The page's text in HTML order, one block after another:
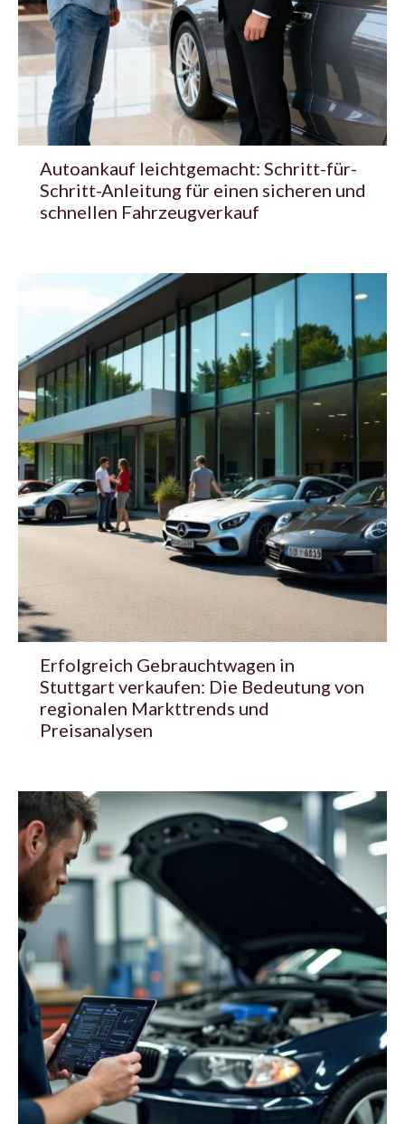
Autoankauf leichtgemacht: Schritt-für-
Schritt-Anleitung für einen sicheren und
schnellen Fahrzeugverkauf
Erfolgreich Gebrauchtwagen in
Stuttgart verkaufen: Die Bedeutung von
regionalen Markttrends und
Preisanalysen